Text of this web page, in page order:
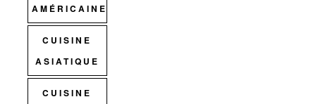
AMÉRICAINE
CUISINE
ASIATIQUE
CUISINE